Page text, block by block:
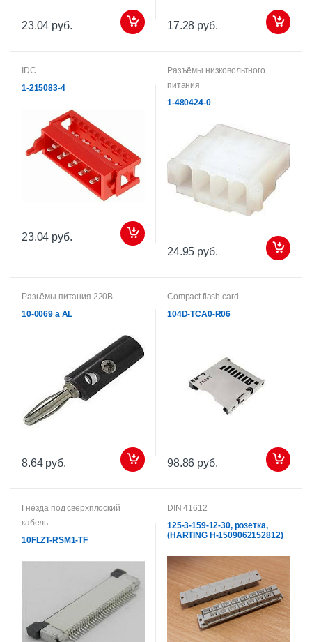
23.04 руб. 17.28 руб.
IDC
1-215083-4
23.04 руб.
Разъёмы низковольтного
питания
1-480424-0
24.95 руб.
Разьёмы питания 220В
10-0069 a AL
8.64 руб.
Сompact flash card
104D-TCA0-R06
98.86 руб.
Гнёзда под сверхплоский
кабель
10FLZT-RSM1-TF
DIN 41612
125-3-159-12-30, розетка,
(HARTING H-1509062152812)